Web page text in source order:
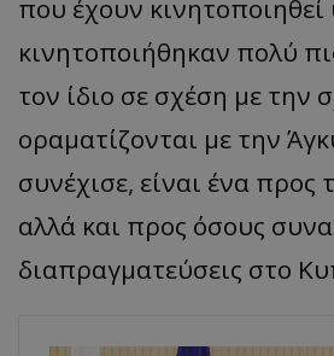
που έχουν
κινητοποιήθηκαν πολύ
τον ίδιο σε σχέση με την
οραματίζονται με την
συνέχισε, είναι ένα προς
αλλά και προς όσους
διαπραγματεύσεις στο